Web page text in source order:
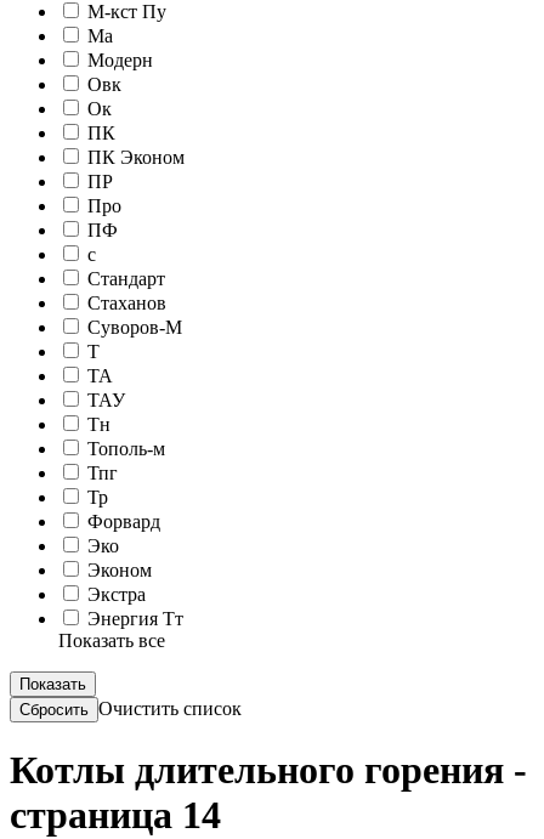
М-кст Пу
Ма
Модерн
Овк
Ок
ПК
ПК Эконом
ПР
Про
ПФ
с
Стандарт
Стаханов
Суворов-М
Т
ТА
ТАУ
Тн
Тополь-м
Тпг
Тр
Форвард
Эко
Эконом
Экстра
Энергия Тт
Показать все
Очистить список
Котлы длительного горения -
страница 14